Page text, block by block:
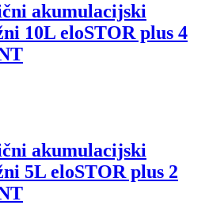
akumulacijski
10L eloSTOR plus 4
akumulacijski
5L eloSTOR plus 2